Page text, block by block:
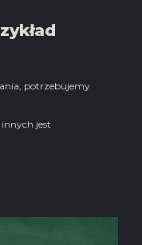
potrzebujemy
jest